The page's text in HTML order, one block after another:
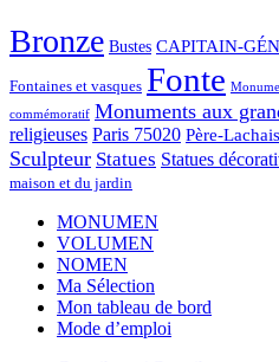
Bronze Bustes CAPITAIN-
Fontaines et vasques Fonte
commémoratif Monuments aux
religieuses Paris 75020 Père-
Sculpteur Statues Statues
maison et du jardin
MONUMEN
VOLUMEN
NOMEN
Ma Sélection
Mon tableau de bord
Mode d’emploi